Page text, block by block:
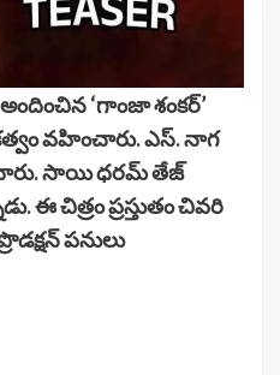
‘గాంజా శంకర్’
వహించారు. ఎస్. నాగ
సాయి ధరమ్ తేజ్
ఈ చిత్రం ప్రస్తుతం చివరి
పనులు